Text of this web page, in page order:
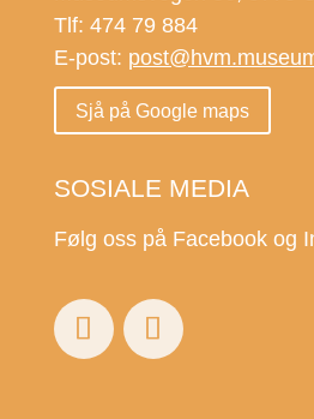
Tlf: 474 79 884
E-post:
Sjå på Google maps
SOSIALE MEDIA
Følg oss på Facebook og